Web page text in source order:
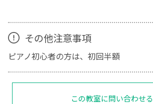
その他注意事項
ピアノ初心者の方は、初回半額
この教室に問い合わせる